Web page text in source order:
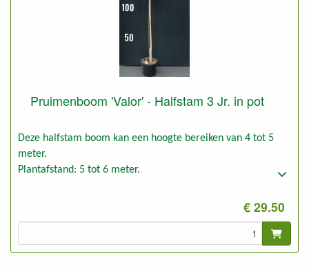
Pruimenboom 'Valor' - Halfstam 3 Jr. in pot
Deze halfstam boom kan een hoogte bereiken van 4 tot 5
meter.
Plantafstand: 5 tot 6 meter.
€ 29.50